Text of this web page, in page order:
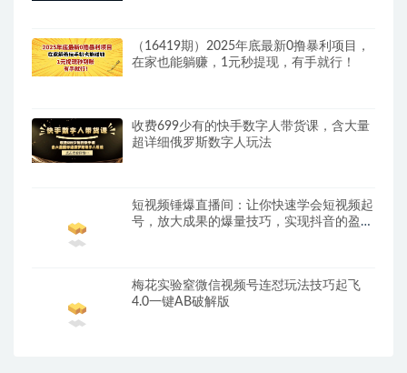
（16419期）2025年底最新0撸暴利项目，
在家也能躺赚，1元秒提现，有手就行！
收费699少有的快手数字人带货课，含大量
超详细俄罗斯数字人玩法
短视频锤爆直播间：让你快速学会短视频起
号，放大成果的爆量技巧，实现抖音的盈利
梅花实验窒微信视频号连怼玩法技巧起飞
4.0一键AB破解版